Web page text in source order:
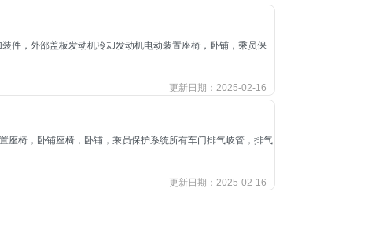
件，外部盖板发动机冷却发动机电动装置座椅，卧铺，乘员保
更新日期：2025-02-16
座椅，卧铺座椅，卧铺，乘员保护系统所有车门排气岐管，排气
更新日期：2025-02-16